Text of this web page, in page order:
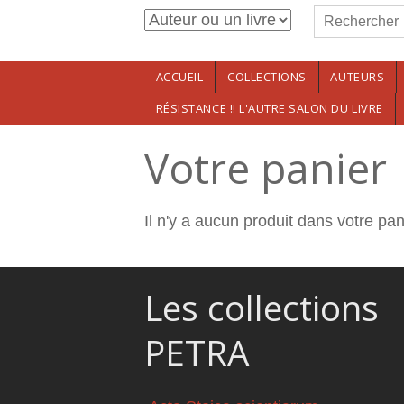
Aller au contenu principalFormulaire de
Rechercher
ACCUEIL COLLECTIONS AUTEURS
RÉSISTANCE !! L'AUTRE SALON DU LIVRE
Votre panier
Il n'y a aucun produit dans votre
Les collections
PETRA